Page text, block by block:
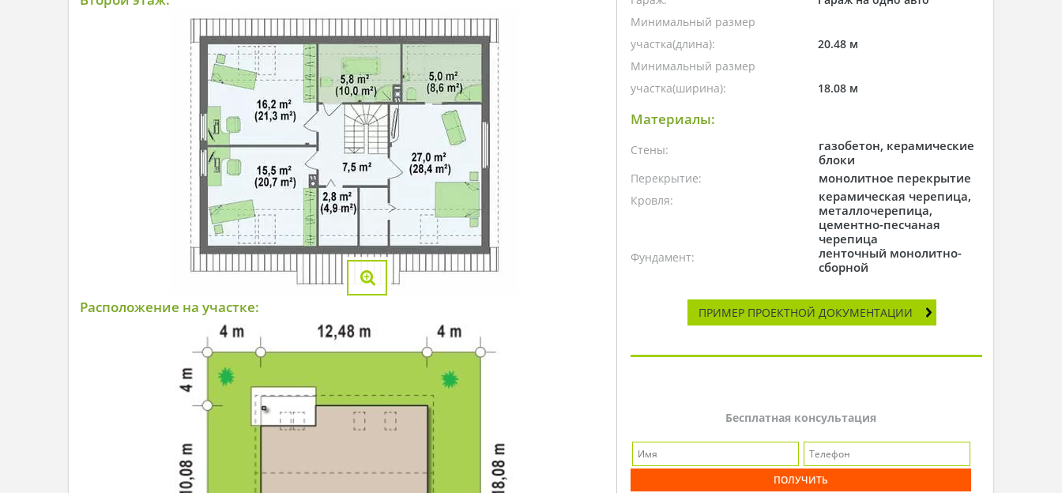
Расположение на участке:
Минимальный размер
участка(длина):
20.48 м
Минимальный размер
участка(ширина):
18.08 м
Материалы:
Стены:
газобетон, керамические
блоки
Перекрытие: монолитное перекрытие
Кровля:
керамическая черепица,
металлочерепица,
цементно-песчаная
черепица
Фундамент:
ленточный монолитно-
сборной
ПРИМЕР ПРОЕКТНОЙ ДОКУМЕНТАЦИИ
Бесплатная консультация